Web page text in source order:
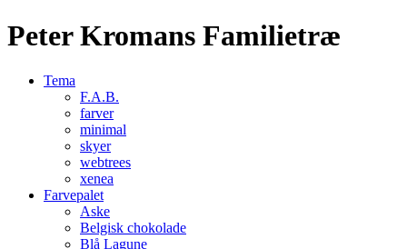
Peter Kromans Familietræ
Tema
F.A.B.
farver
minimal
skyer
webtrees
xenea
Farvepalet
Aske
Belgisk chokolade
Blå Lagune